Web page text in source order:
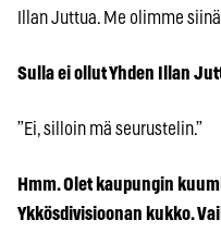
Illan Juttua. Me olimme
Sulla ei ollut Yhden Illan
”Ei, silloin mä seurustelin.”
Hmm. Olet kaupungin
Ykkösdivisioonan kukko.